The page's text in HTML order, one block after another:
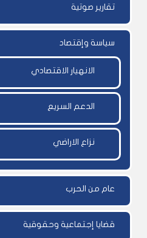
تقارير صوتية
سياسة وإقتصاد
الانهيار الاقتصادي
الدعم السريع
نزاع الاراضي
عام من الحرب
قضايا إجتماعية وحقوقية